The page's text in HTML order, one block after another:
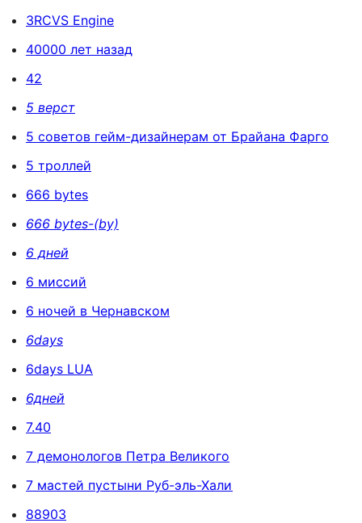
3RCVS Engine
40000 лет назад
42
5 верст
5 советов гейм-дизайнерам от Брайана Фарго
5 троллей
666 bytes
666 bytes-(by)
6 дней
6 миссий
6 ночей в Чернавском
6days
6days LUA
6дней
7.40
7 демонологов Петра Великого
7 мастей пустыни Руб-эль-Хали
88903